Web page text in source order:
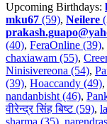
Upcoming Birthdays:
mku67 (59), Neilere
(40), FeraOnline (39),
chaxiawam (55),
Ninisivereona (54),
(39), Hoaccandy (49),
nandanbisht (46),
वीरेन्द्र सिंह बिष्ट (59),